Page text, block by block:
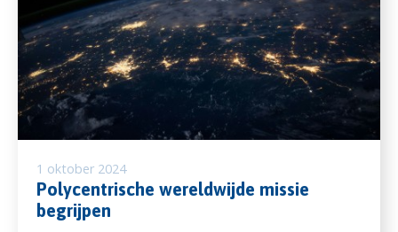
1 oktober 2024
Polycentrische wereldwijde missie
begrijpen